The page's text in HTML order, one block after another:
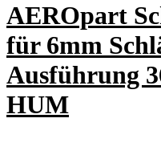
AEROpart
für 6mm
Ausführung
HUM